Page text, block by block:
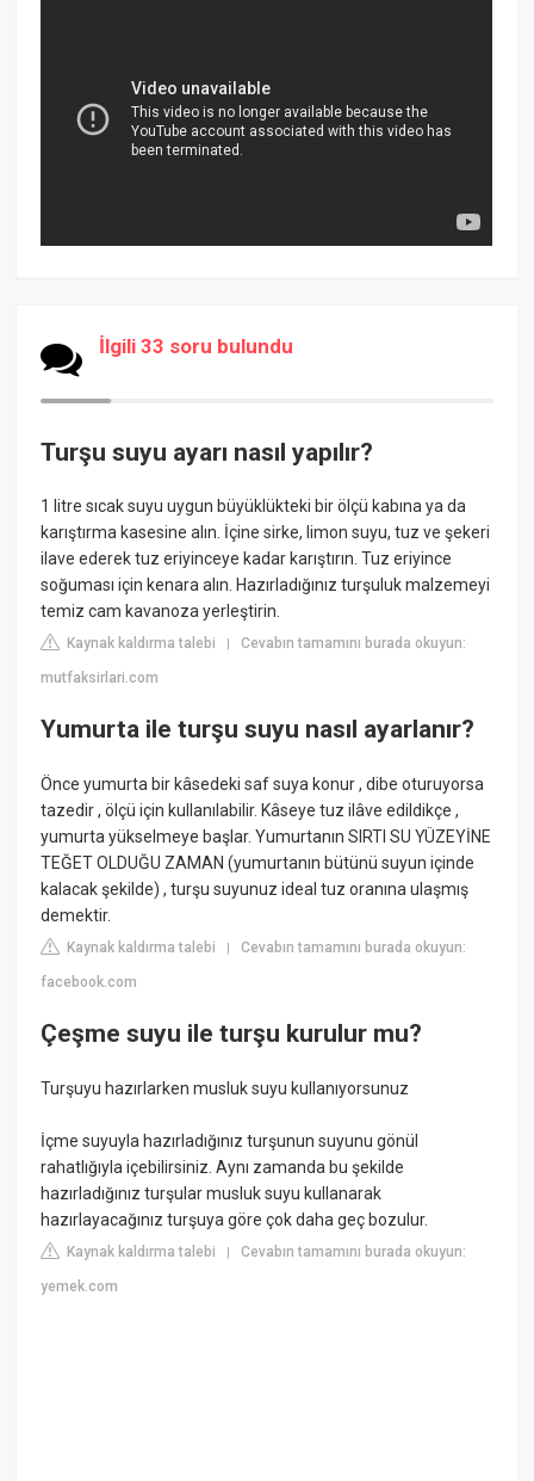
İlgili 33 soru bulundu
Turşu suyu ayarı nasıl yapılır?
1 litre sıcak suyu uygun büyüklükteki bir ölçü kabına ya da
karıştırma kasesine alın. İçine sirke, limon suyu, tuz ve şekeri
ilave ederek tuz eriyinceye kadar karıştırın. Tuz eriyince
soğuması için kenara alın. Hazırladığınız turşuluk malzemeyi
temiz cam kavanoza yerleştirin.
Kaynak kaldırma talebi |Cevabın tamamını burada okuyun:
mutfaksirlari.com
Yumurta ile turşu suyu nasıl ayarlanır?
Önce yumurta bir kâsedeki saf suya konur , dibe oturuyorsa
tazedir , ölçü için kullanılabilir. Kâseye tuz ilâve edildikçe ,
yumurta yükselmeye başlar. Yumurtanın SIRTI SU YÜZEYİNE
TEĞET OLDUĞU ZAMAN (yumurtanın bütünü suyun içinde
kalacak şekilde) , turşu suyunuz ideal tuz oranına ulaşmış
demektir.
Kaynak kaldırma talebi |Cevabın tamamını burada okuyun:
facebook.com
Çeşme suyu ile turşu kurulur mu?
Turşuyu hazırlarken musluk suyu kullanıyorsunuz
İçme suyuyla hazırladığınız turşunun suyunu gönül
rahatlığıyla içebilirsiniz. Aynı zamanda bu şekilde
hazırladığınız turşular musluk suyu kullanarak
hazırlayacağınız turşuya göre çok daha geç bozulur.
Kaynak kaldırma talebi |Cevabın tamamını burada okuyun:
yemek.com